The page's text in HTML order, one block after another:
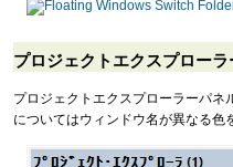
プロジェクトエクスプロー
プロジェクトエクスプローラーパネ
についてはウィンドウ名が異なる色